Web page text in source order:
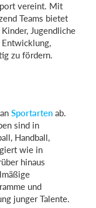
vereint. Mit
Teams bietet
Jugendliche
zu fördern.
Sportarten ab.
sind in
Handball,
wie in
hinaus
und
junger Talente.